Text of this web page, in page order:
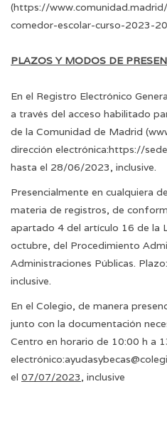
(https://
comedor-escolar-curso-2023-
PLAZOS Y MODOS DE
En el Registro Electrónico
a través del acceso habilitado
de la Comunidad de Madrid (
dirección electrónica:https://
hasta el 28/06/2023, inclusive.
Presencialmente en cualquiera
materia de registros, de
apartado 4 del artículo 16 de la
octubre, del Procedimiento
Administraciones Públicas.
inclusive.
En el Colegio, de manera
junto con la documentación
Centro en horario de 10:00 h a
electrónico:
el 07/07/2023, inclusive